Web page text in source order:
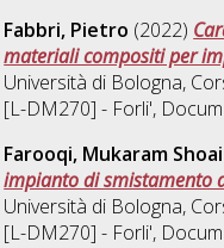
Fabbri, Pietro (2022)
materiali compositi per
Università di Bologna,
[L-DM270] - Forli',
Farooqi, Mukaram
impianto di smistamento
Università di Bologna,
[L-DM270] - Forli',